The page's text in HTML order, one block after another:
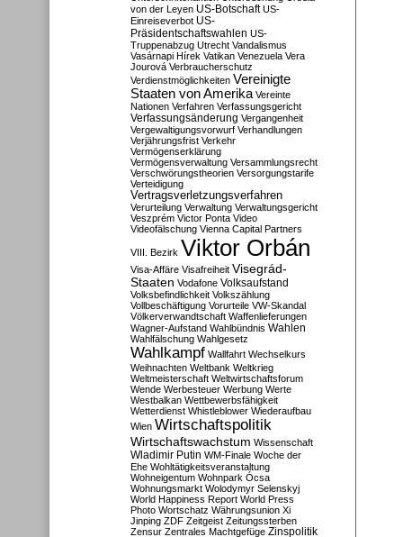
von der Leyen US-Botschaft US-
Einreiseverbot US-
Präsidentschaftswahlen US-
Truppenabzug Utrecht Vandalismus
Vasárnapi Hírek Vatikan Venezuela Vera
Jourová Verbraucherschutz
Verdienstmöglichkeiten Vereinigte
Staaten von Amerika Vereinte
Nationen Verfahren Verfassungsgericht
Verfassungsänderung Vergangenheit
Vergewaltigungsvorwurf Verhandlungen
Verjährungsfrist Verkehr
Vermögenserklärung
Vermögensverwaltung Versammlungsrecht
Verschwörungstheorien Versorgungstarife
Verteidigung
Vertragsverletzungsverfahren
Verurteilung Verwaltung Verwaltungsgericht
Veszprém Victor Ponta Video
Videofälschung Vienna Capital Partners
VIII. Bezirk Viktor Orbán
Visa-Affäre Visafreiheit Visegrád-
Staaten Vodafone Volksaufstand
Volksbefindlichkeit Volkszählung
Vollbeschäftigung Vorurteile VW-Skandal
Völkerverwandtschaft Waffenlieferungen
Wagner-Aufstand Wahlbündnis Wahlen
Wahlfälschung Wahlgesetz
Wahlkampf Wallfahrt Wechselkurs
Weihnachten Weltbank Weltkrieg
Weltmeisterschaft Weltwirtschaftsforum
Wende Werbesteuer Werbung Werte
Westbalkan Wettbewerbsfähigkeit
Wetterdienst Whistleblower Wiederaufbau
Wien Wirtschaftspolitik
Wirtschaftswachstum Wissenschaft
Wladimir Putin WM-Finale Woche der
Ehe Wohltätigkeitsveranstaltung
Wohneigentum Wohnpark Ócsa
Wohnungsmarkt Wolodymyr Selenskyj
World Happiness Report World Press
Photo Wortschatz Währungsunion Xi
Jinping ZDF Zeitgeist Zeitungssterben
Zensur Zentrales Machtgefüge Zinspolitik